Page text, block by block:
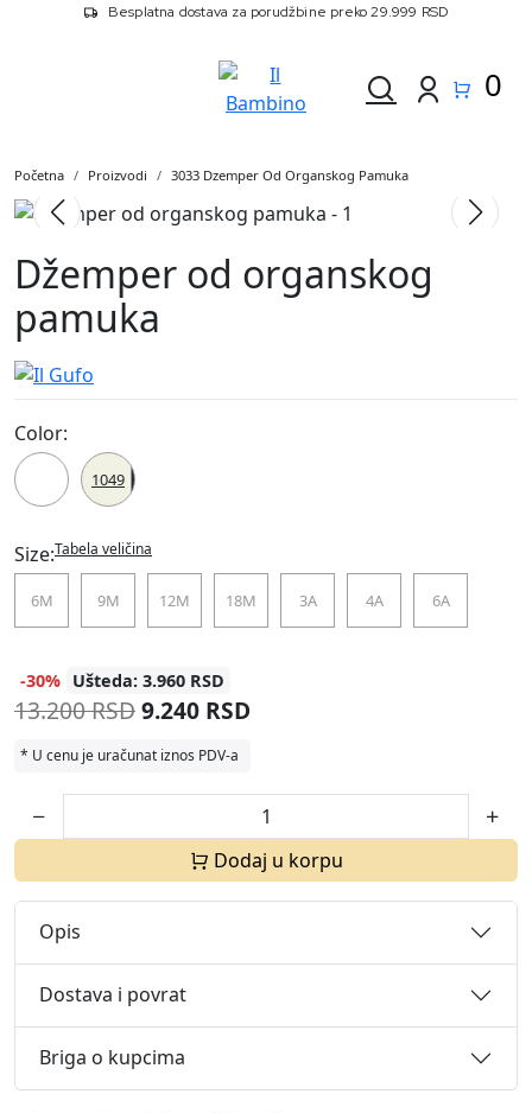
Besplatna dostava za porudžbine preko 29.999 RSD
0
Početna Proizvodi 3033 Dzemper Od Organskog Pamuka
Džemper od organskog
pamuka
Size:Tabela veličina
6M 9M 12M 18M 3A 4A 6A
Color:
1049
-30% Ušteda: 3.960 RSD
13.200 RSD9.240 RSD
* U cenu je uračunat iznos PDV-a
Dodaj u korpu
Opis
Dostava i povrat
Briga o kupcima